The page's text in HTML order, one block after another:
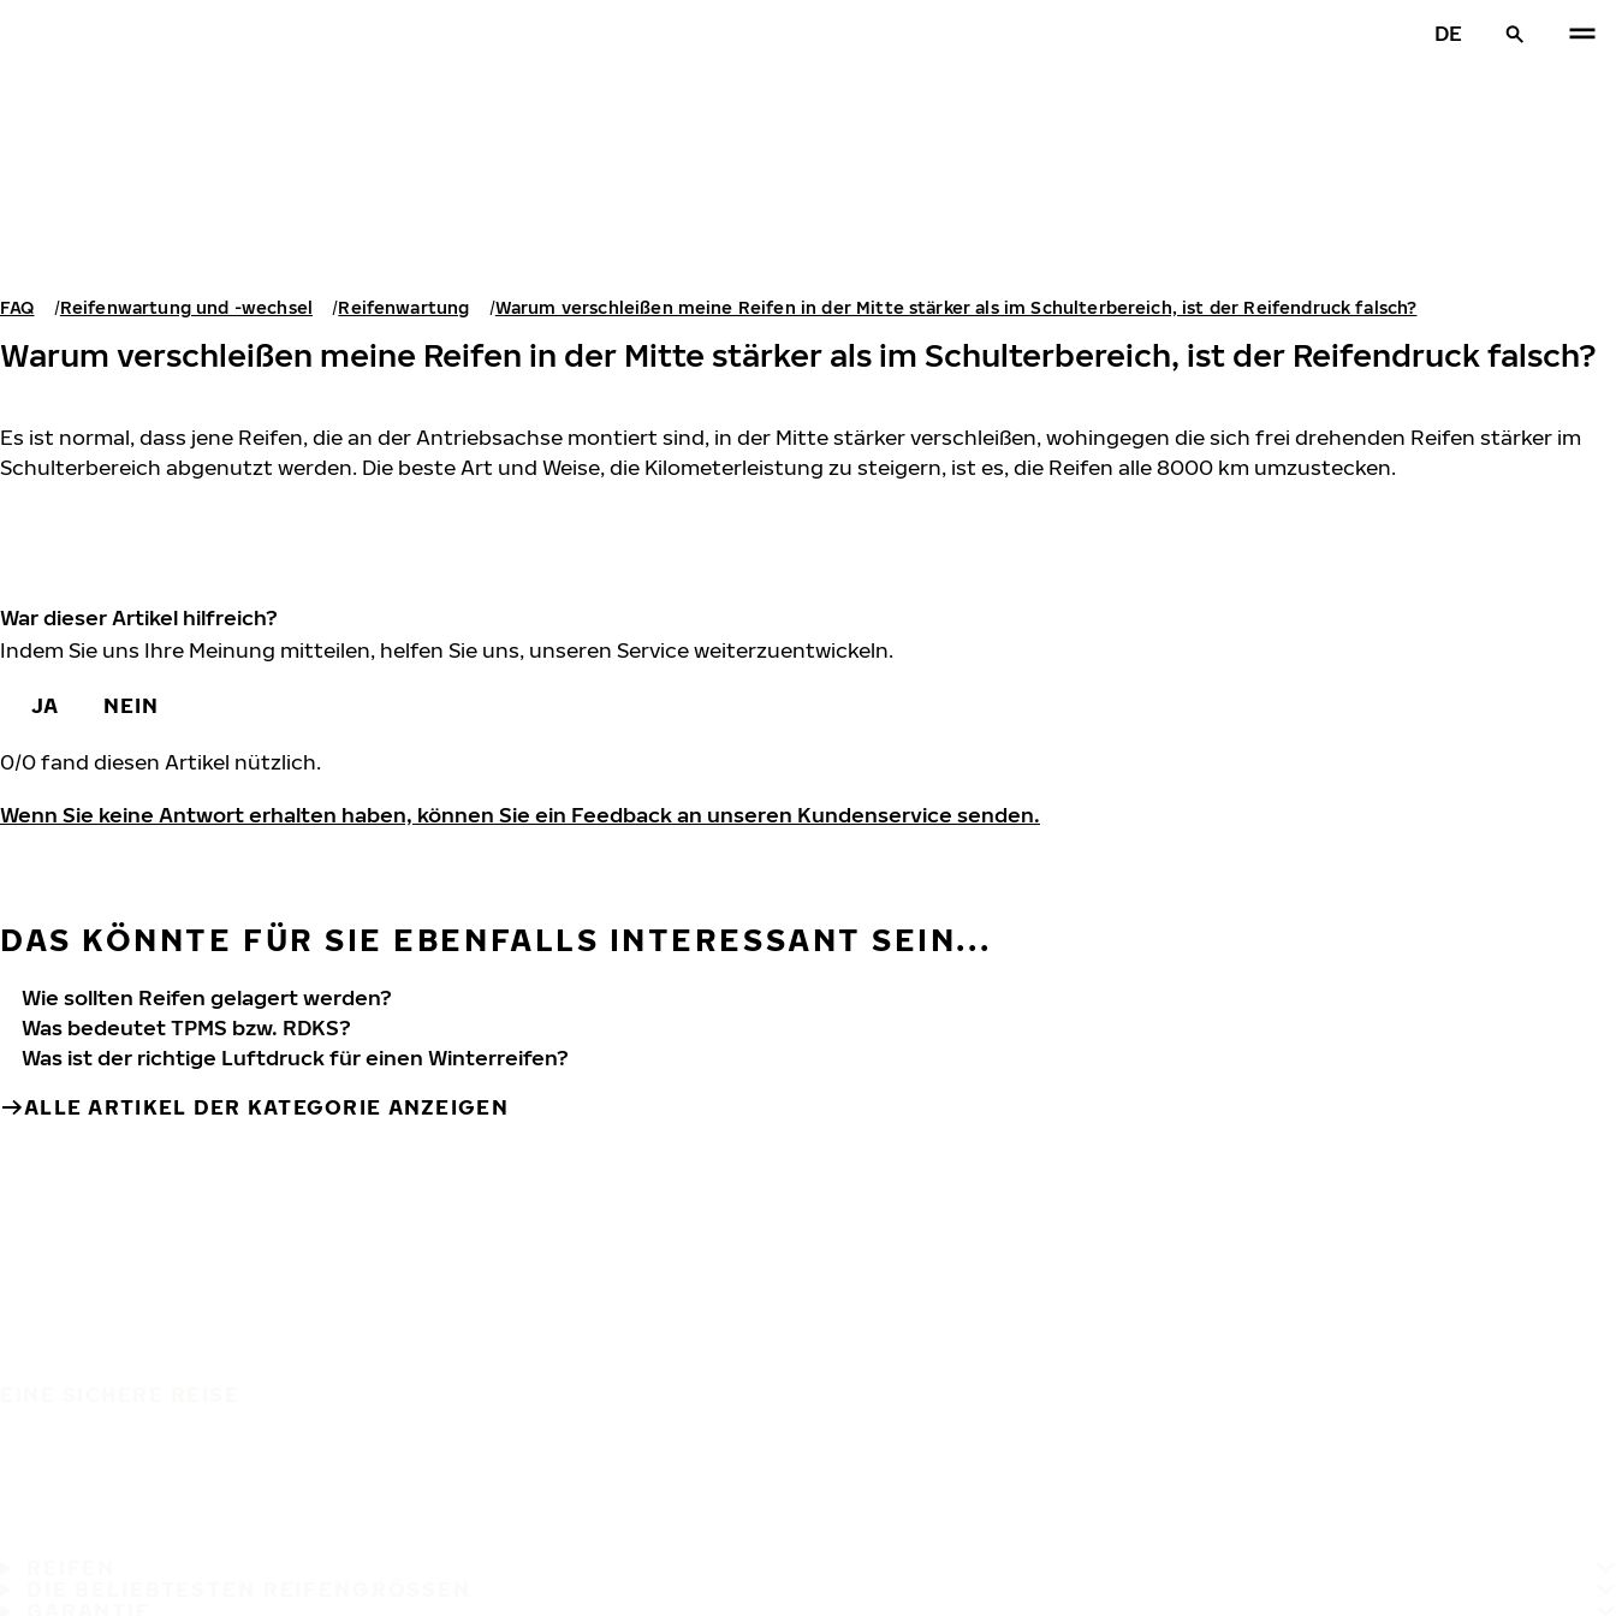
DE
FAQ Reifenwartung und -wechsel Reifenwartung Warum verschleißen meine Reifen in der Mitte stärker als im Schulterbereich, ist der Reifendruck falsch?
Warum verschleißen meine Reifen in der Mitte stärker als im Schulterbereich, ist der Reifendruck falsch?
Es ist normal, dass jene Reifen, die an der Antriebsachse montiert sind, in der Mitte stärker verschleißen, wohingegen die sich frei drehenden Reifen stärker im
Schulterbereich abgenutzt werden. Die beste Art und Weise, die Kilometerleistung zu steigern, ist es, die Reifen alle 8000 km umzustecken.
War dieser Artikel hilfreich?
Indem Sie uns Ihre Meinung mitteilen, helfen Sie uns, unseren Service weiterzuentwickeln.
JA NEIN
0/0fand diesen Artikel nützlich.
Wenn Sie keine Antwort erhalten haben, können Sie ein Feedback an unseren Kundenservice senden.
DAS KÖNNTE FÜR SIE EBENFALLS INTERESSANT SEIN...
Wie sollten Reifen gelagert werden?
Was bedeutet TPMS bzw. RDKS?
Was ist der richtige Luftdruck für einen Winterreifen?
ALLE ARTIKEL DER KATEGORIE ANZEIGEN